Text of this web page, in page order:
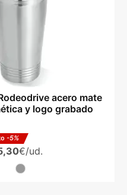
acero mate
y logo grabado
-5%
€/ud.